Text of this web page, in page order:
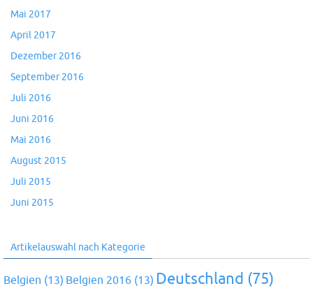
Mai 2017
April 2017
Dezember 2016
September 2016
Juli 2016
Juni 2016
Mai 2016
August 2015
Juli 2015
Juni 2015
Artikelauswahl nach Kategorie
Belgien (13) Belgien 2016 (13) Deutschland (75)